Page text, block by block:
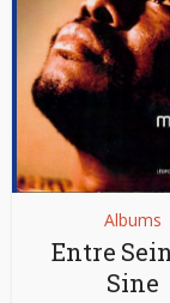
Albums
Entre
Sine